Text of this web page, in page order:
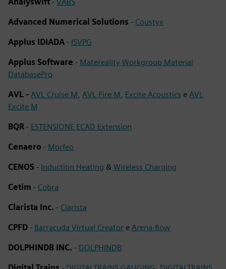
Advanced Numerical Solutions - Coustyx
Applus IDIADA - ISVPG
Applus Software - Matereality Workgroup Material
DatabasePro
AVL - AVL Cruise M, AVL Fire M, Excite Acoustics e AVL
Excite M
BQR - ESTENSIONE ECAD Extension
Cenaero - Morfeo
CENOS - Induction Heating & Wireless Charging
Cetim - Cobra
Clarista Inc. - Clarista
CPFD - Barracuda Virtual Creator e Arena-flow
DOLPHINDB INC. - DOLPHINDB